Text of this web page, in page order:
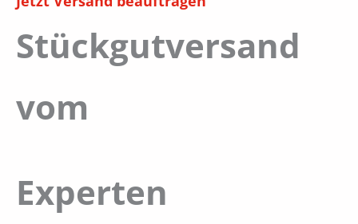
Stückgutversand
vom
Experten